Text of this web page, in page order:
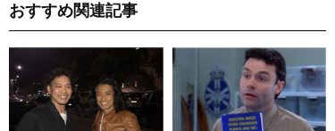
おすすめ関連記事